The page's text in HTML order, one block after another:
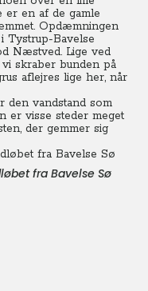
en af de gamle
Opdæmningen
Tystrup-Bavelse
Næstved. Lige ved
skraber bunden på
aflejres lige her, når
den vandstand som
er visse steder meget
der gemmer sig
fra Bavelse Sø